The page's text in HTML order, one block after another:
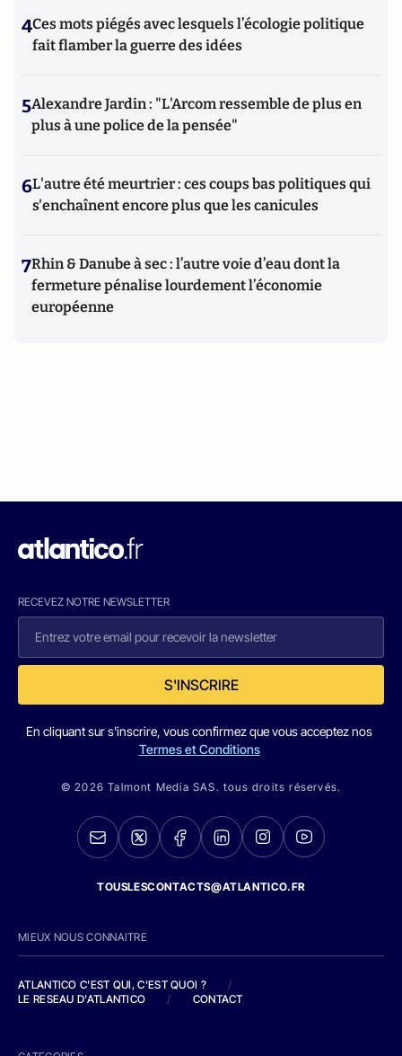
4Ces mots piégés avec lesquels l’écologie politique
fait flamber la guerre des idées
5Alexandre Jardin : "L'Arcom ressemble de plus en
plus à une police de la pensée"
6L'autre été meurtrier : ces coups bas politiques qui
s'enchaînent encore plus que les canicules
7Rhin & Danube à sec : l’autre voie d’eau dont la
fermeture pénalise lourdement l’économie
européenne
RECEVEZ NOTRE NEWSLETTER
S'INSCRIRE
En cliquant sur s'inscrire, vous confirmez que vous acceptez nos
Termes et Conditions
© 2026 Talmont Media SAS. tous droits réservés.
TOUSLESCONTACTS@ATLANTICO.FR
MIEUX NOUS CONNAITRE
ATLANTICO C'EST QUI, C'EST QUOI ?
/
LE RESEAU D'ATLANTICO
/ CONTACT